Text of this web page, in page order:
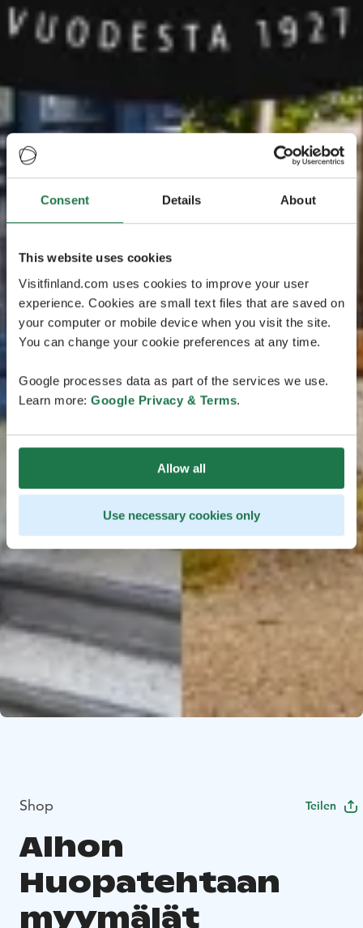
Consent Details About
This website uses cookies
Visitfinland.com uses cookies to improve your user
experience. Cookies are small text files that are saved on
your computer or mobile device when you visit the site.
You can change your cookie preferences at any time.
Google processes data as part of the services we use.
Learn more: Google Privacy & Terms.
Allow all
Use necessary cookies only
Shop Teilen
Alhon
Huopatehtaan
myymälät